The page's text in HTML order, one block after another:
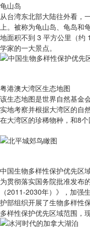
龟山岛
从台湾东北部大陆往外看，
上。被称为龟山岛、龟岛和
地面积不到 3 平方公里（约
学家的一大景点。
粤港澳大湾区生态地图
该生态地图是世界自然基金
实地考察并根据大湾区的自
在大湾区的珍稀物种，和8个
中国生物多样性保护优先区
为贯彻落实国务院批准发布
（2011-2030年）》，加强
护部组织开展了生物多样性
多样性保护优先区域范围，